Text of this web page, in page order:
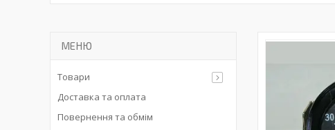
Товари
Доставка та оплата
Повернення та обмім